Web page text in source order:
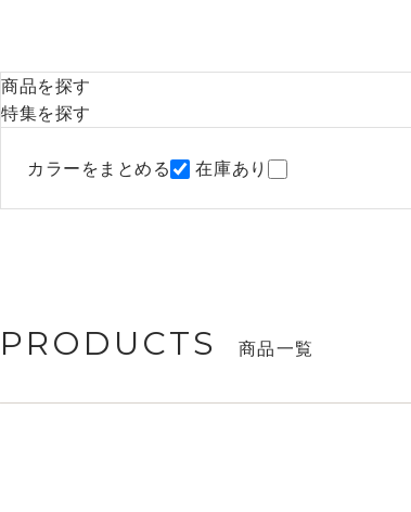
商品を探す
特集を探す
カラーをまとめる 在庫あり
PRODUCTS 商品一覧